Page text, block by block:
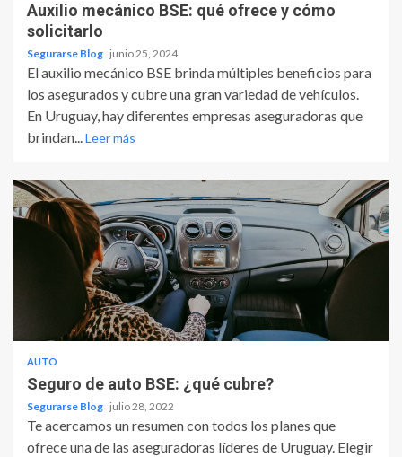
Auxilio mecánico BSE: qué ofrece y cómo
solicitarlo
Segurarse Blog junio 25, 2024
El auxilio mecánico BSE brinda múltiples beneficios para
los asegurados y cubre una gran variedad de vehículos.
En Uruguay, hay diferentes empresas aseguradoras que
brindan...Leer más
AUTO
Seguro de auto BSE: ¿qué cubre?
Segurarse Blog julio 28, 2022
Te acercamos un resumen con todos los planes que
ofrece una de las aseguradoras líderes de Uruguay. Elegir